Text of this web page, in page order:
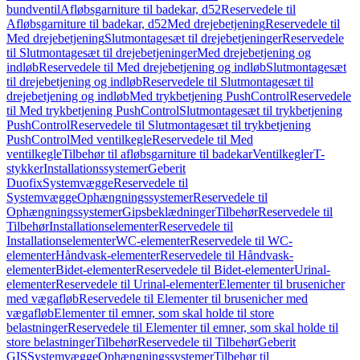
bundventilAfløbsgarniture til badekar, d52Reservedele til
Afløbsgarniture til badekar, d52Med drejebetjeningReservedele til
Med drejebetjeningSlutmontagesæt til drejebetjeningerReservedele
til Slutmontagesæt til drejebetjeningerMed drejebetjening og
indløbReservedele til Med drejebetjening og indløbSlutmontagesæt
til drejebetjening og indløbReservedele til Slutmontagesæt til
drejebetjening og indløbMed trykbetjening PushControlReservedele
til Med trykbetjening PushControlSlutmontagesæt til trykbetjening
PushControlReservedele til Slutmontagesæt til trykbetjening
PushControlMed ventilkegleReservedele til Med
ventilkegleTilbehør til afløbsgarniture til badekarVentilkeglerT-
stykkerInstallationssystemerGeberit
DuofixSystemvæggeReservedele til
SystemvæggeOphængningssystemerReservedele til
OphængningssystemerGipsbeklædningerTilbehørReservedele til
TilbehørInstallationselementerReservedele til
InstallationselementerWC-elementerReservedele til WC-
elementerHåndvask-elementerReservedele til Håndvask-
elementerBidet-elementerReservedele til Bidet-elementerUrinal-
elementerReservedele til Urinal-elementerElementer til brusenicher
med vægafløbReservedele til Elementer til brusenicher med
vægafløbElementer til emner, som skal holde til store
belastningerReservedele til Elementer til emner, som skal holde til
store belastningerTilbehørReservedele til TilbehørGeberit
GISSystemvæggeOphængningssystemerTilbehør til